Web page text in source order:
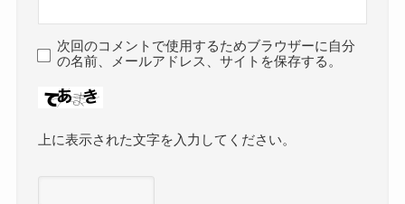
次回のコメントで使用するためブラウザーに自分
の名前、メールアドレス、サイトを保存する。
上に表示された文字を入力してください。